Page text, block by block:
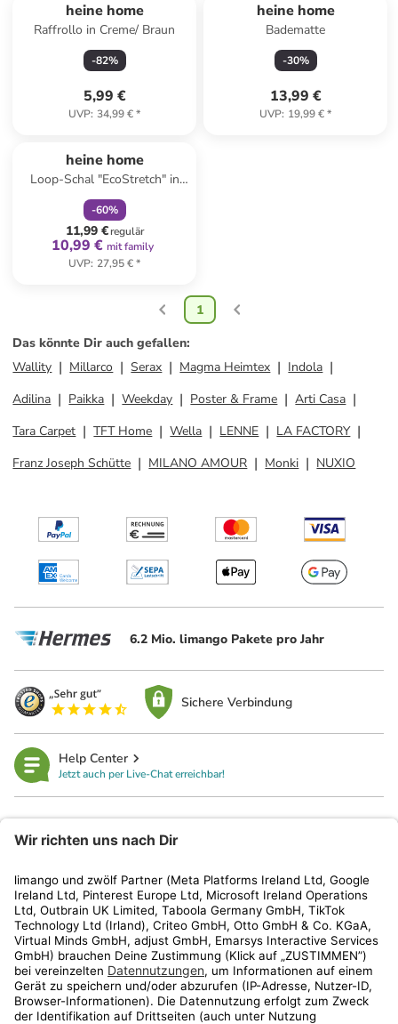
heine home
Raffrollo in Creme/ Braun
-82%
5,99 €
UVP: 34,99 €*
heine home
Badematte
-30%
13,99 €
UVP: 19,99 €*
heine home
Loop-Schal "EcoStretch" in
Bunt
-60%
11,99 €regulär
10,99 € mit family
UVP: 27,95 €*
1
Das könnte Dir auch gefallen:
Wallity
Millarco Serax Magma Heimtex
Indola
Adilina
Paikka Weekday Poster & Frame
Arti Casa
Tara Carpet
TFT Home Wella LENNE
LA FACTORY
Franz Joseph Schütte
MILANO AMOUR Monki NUXIO
6.2 Mio. limango Pakete pro Jahr
Sichere Verbindung
Help Center
Jetzt auch per Live-Chat erreichbar!
Kundenservice
Shop
Aktionen